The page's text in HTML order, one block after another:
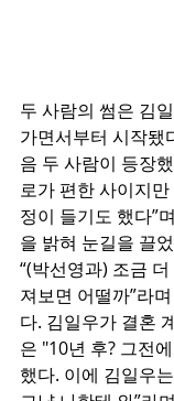
두 사람의 썸은 김
가면서부터 시작됐
음 두 사람이 등장
로가 편한 사이지
정이 들기도 했다”
을 밝혀 눈길을 끌
“(박선영과) 조금
져보면 어떨까”라
다. 김일우가 결혼
은 "10년 후? 그전
했다. 이에 김일우